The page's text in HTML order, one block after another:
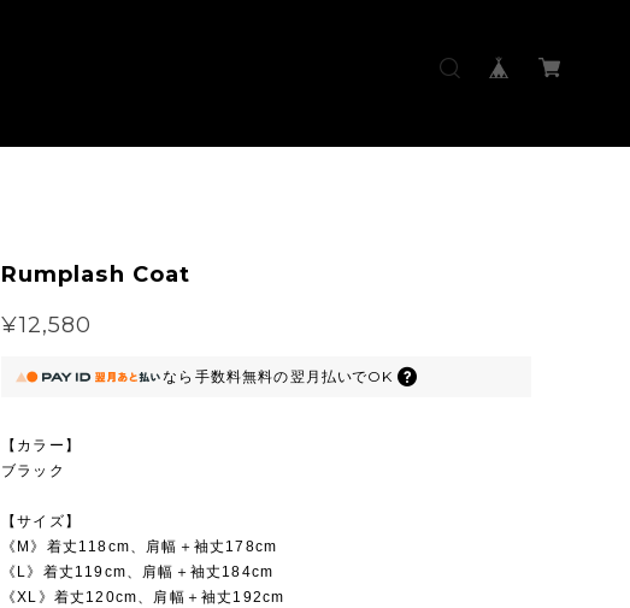
Rumplash Coat
¥12,580
なら 手数料無料の翌月払いでOK
【カラー】
ブラック
【サイズ】
《M》着丈118cm、肩幅＋袖丈178cm
《L》着丈119cm、肩幅＋袖丈184cm
《XL》着丈120cm、肩幅＋袖丈192cm